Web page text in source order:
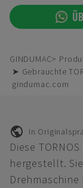
GINDUMAC
➤ Gebrauchte
gindumac.com
In
Diese
hergestellt.